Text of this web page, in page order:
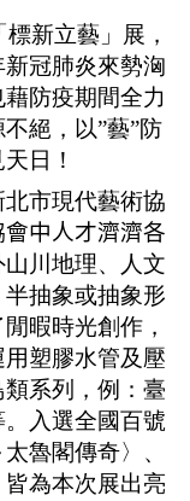
新立藝」展，
冠肺炎來勢洶
防疫期間全力
絕，以”藝”防
日！
北市現代藝術協
會中人才濟濟各
川地理、人文
抽象或抽象形
暇時光創作，
塑膠水管及壓
系列，例：臺
。入選全國百號
魯閣傳奇〉、
皆為本次展出亮